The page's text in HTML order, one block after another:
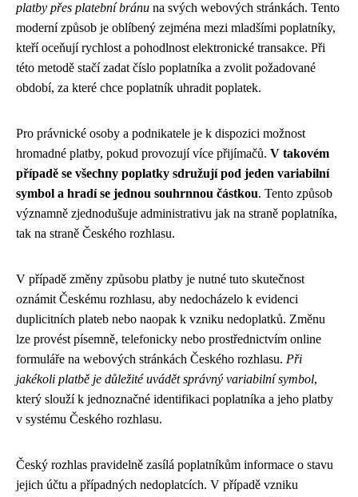
platby přes platební bránu na svých webových stránkách. Tento
moderní způsob je oblíbený zejména mezi mladšími poplatníky,
kteří oceňují rychlost a pohodlnost elektronické transakce. Při
této metodě stačí zadat číslo poplatníka a zvolit požadované
období, za které chce poplatník uhradit poplatek.
Pro právnické osoby a podnikatele je k dispozici možnost
hromadné platby, pokud provozují více přijímačů. V takovém
případě se všechny poplatky sdružují pod jeden variabilní
symbol a hradí se jednou souhrnnou částkou. Tento způsob
významně zjednodušuje administrativu jak na straně poplatníka,
tak na straně Českého rozhlasu.
V případě změny způsobu platby je nutné tuto skutečnost
oznámit Českému rozhlasu, aby nedocházelo k evidenci
duplicitních plateb nebo naopak k vzniku nedoplatků. Změnu
lze provést písemně, telefonicky nebo prostřednictvím online
formuláře na webových stránkách Českého rozhlasu. Při
jakékoli platbě je důležité uvádět správný variabilní symbol,
který slouží k jednoznačné identifikaci poplatníka a jeho platby
v systému Českého rozhlasu.
Český rozhlas pravidelně zasílá poplatníkům informace o stavu
jejich účtu a případných nedoplatcích. V případě vzniku